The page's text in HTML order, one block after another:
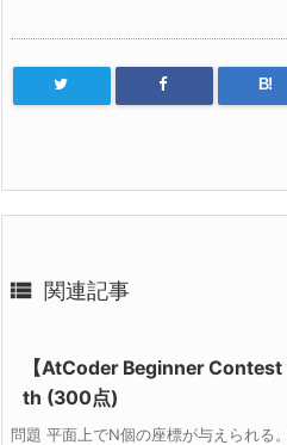
B!
 関連記事
【AtCoder Beginner
th (300点)
問題 平面上でN個の座標が与えられる